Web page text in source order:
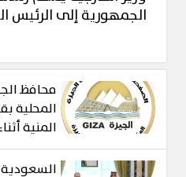
الجمهورية إلى الرئيس
محافظ
المحلية
المنية
السعودية